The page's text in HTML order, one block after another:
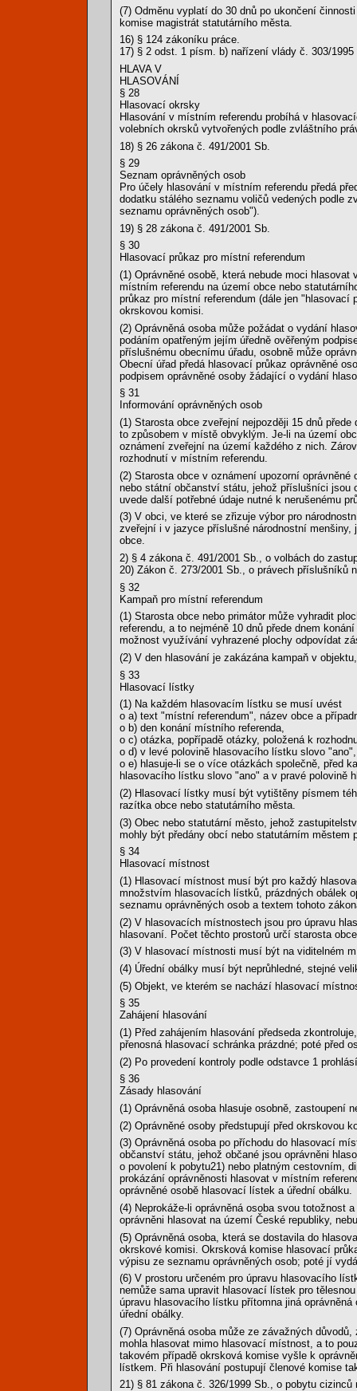
(7) Odměnu vyplatí do 30 dnů po ukončení
komise magistrát statutárního města.
16) § 124 zákoníku práce.
17) § 2 odst. 1 písm. b) nařízení vlády č. 303/
HLAVA V
HLASOVÁNÍ
§ 28
Hlasovací okrsky
Hlasování v místním referendu probíhá v
volebních okrsků vytvořených podle zvláštního
18) § 26 zákona č. 491/2001 Sb.
§ 29
Seznam oprávněných osob
Pro účely hlasování v místním referendu předá
dodatku stálého seznamu voličů vedených podle
seznamu oprávněných osob").
19) § 28 zákona č. 491/2001 Sb.
§ 30
Hlasovací průkaz pro místní referendum
(1) Oprávněné osobě, která nebude moci
místním referendu na území obce nebo
průkaz pro místní referendum (dále jen "hlasovací
okrskovou komisi.
(2) Oprávněná osoba může požádat o vydání
podáním opatřeným jejím úředně ověřeným
příslušnému obecnímu úřadu, osobně může
Obecní úřad předá hlasovací průkaz oprávněné
podpisem oprávněné osoby žádající o vydání
§ 31
Informování oprávněných osob
(1) Starosta obce zveřejní nejpozději 15 dnů
to způsobem v místě obvyklým. Je-li na území
oznámení zveřejní na území každého z nich.
rozhodnutí v místním referendu.
(2) Starosta obce v oznámení upozorní
nebo státní občanství státu, jehož příslušníci jsou
uvede další potřebné údaje nutné k nerušenému
(3) V obci, ve které se zřizuje výbor pro
zveřejní i v jazyce příslušné národnostní
obce.
2) § 4 zákona č. 491/2001 Sb., o volbách do
20) Zákon č. 273/2001 Sb., o právech příslušníků
§ 32
Kampaň pro místní referendum
(1) Starosta obce nebo primátor může vyhradit
referendu, a to nejméně 10 dnů přede dnem
možnost využívání vyhrazené plochy odpovídat
(2) V den hlasování je zakázána kampaň v
§ 33
Hlasovací lístky
(1) Na každém hlasovacím lístku se musí uvést
o a) text "místní referendum", název obce a
o b) den konání místního referenda,
o c) otázka, popřípadě otázky, položená k
o d) v levé polovině hlasovacího lístku slovo
o e) hlasuje-li se o více otázkách společně, před
hlasovacího lístku slovo "ano" a v pravé polovině
(2) Hlasovací lístky musí být vytištěny písmem
razítka obce nebo statutárního města.
(3) Obec nebo statutární město, jehož
mohly být předány obcí nebo statutárním
§ 34
Hlasovací místnost
(1) Hlasovací místnost musí být pro každý
množstvím hlasovacích lístků, prázdných obálek
seznamu oprávněných osob a textem tohoto
(2) V hlasovacích místnostech jsou pro úpravu
hlasovaní. Počet těchto prostorů určí starosta
(3) V hlasovací místnosti musí být na viditelném
(4) Úřední obálky musí být neprůhledné, stejné
(5) Objekt, ve kterém se nachází hlasovací
§ 35
Zahájení hlasování
(1) Před zahájením hlasování předseda
přenosná hlasovací schránka prázdné; poté před
(2) Po provedení kontroly podle odstavce 1
§ 36
Zásady hlasování
(1) Oprávněná osoba hlasuje osobně, zastoupení
(2) Oprávněné osoby předstupují před okrskovou
(3) Oprávněná osoba po příchodu do hlasovací
občanství státu, jehož občané jsou oprávněni
o povolení k pobytu21) nebo platným cestovním,
prokázání oprávněnosti hlasovat v místním
oprávněné osobě hlasovací lístek a úřední obálku.
(4) Neprokáže-li oprávněná osoba svou totožnost
oprávněni hlasovat na území České republiky,
(5) Oprávněná osoba, která se dostavila do
okrskové komisi. Okrsková komise hlasovací
výpisu ze seznamu oprávněných osob; poté jí
(6) V prostoru určeném pro úpravu hlasovacího
nemůže sama upravit hlasovací lístek pro
úpravu hlasovacího lístku přítomna jiná
úřední obálky.
(7) Oprávněná osoba může ze závažných
mohla hlasovat mimo hlasovací místnost, a to
takovém případě okrsková komise vyšle k
lístkem. Při hlasování postupují členové komise
21) § 81 zákona č. 326/1999 Sb., o pobytu